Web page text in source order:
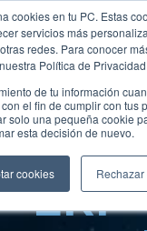
cookies en tu PC. Estas
servicios más
redes. Para conocer
Política de Privacidad.
de tu información
el fin de cumplir con tus
solo una pequeña cookie
esta decisión de nuevo.
cookies
ERP